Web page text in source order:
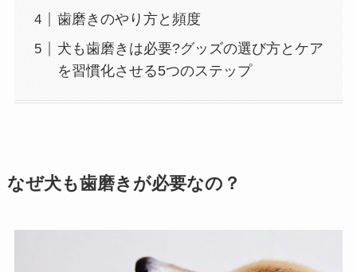
歯磨きのやり方と頻度
犬も歯磨きは必要?グッズの選び方とケア
を習慣化させる5つのステップ
なぜ犬も歯磨きが必要なの？